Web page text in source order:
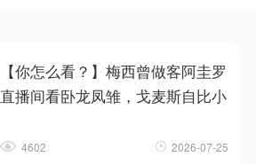
【你怎么看？】梅西曾做客阿圭罗
直播间看卧龙凤雏，戈麦斯自比小
4602 2026-07-25